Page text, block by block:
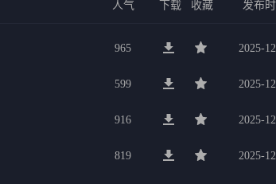
人气 下载 收藏 发布时
965 2025-
599 2025-
916 2025-
819 2025-